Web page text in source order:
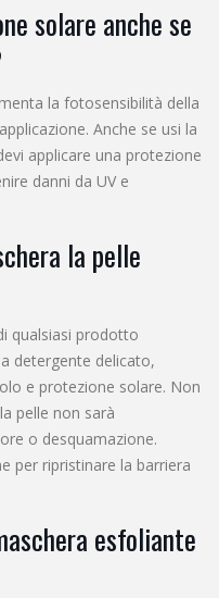
solare anche se
la fotosensibilità della
Anche se usi la
applicare una protezione
danni da UV e
la pelle
qualsiasi prodotto
detergente delicato,
e protezione solare. Non
pelle non sarà
o desquamazione.
per ripristinare la barriera
esfoliante